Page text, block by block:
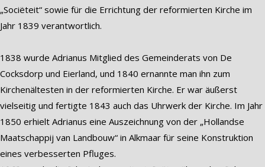
„Sociëteit“ sowie für die Errichtung der reformierten Kirche im
Jahr 1839 verantwortlich.
1838 wurde Adrianus Mitglied des Gemeinderats von De
Cocksdorp und Eierland, und 1840 ernannte man ihn zum
Kirchenältesten in der reformierten Kirche. Er war äußerst
vielseitig und fertigte 1843 auch das Uhrwerk der Kirche. Im Jahr
1850 erhielt Adrianus eine Auszeichnung von der „Hollandse
Maatschappij van Landbouw“ in Alkmaar für seine Konstruktion
eines verbesserten Pfluges.